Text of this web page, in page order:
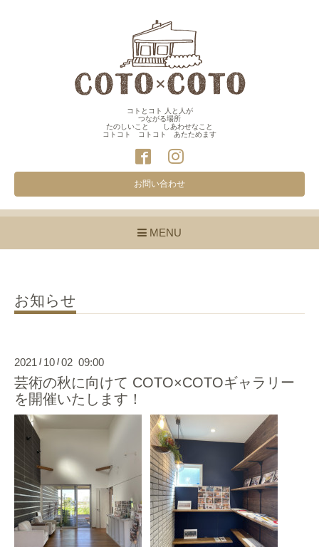
コトとコト 人と人が
つながる場所
たのしいこと しあわせなこと
コトコト コトコト あたためます
お問い合わせ
MENU
お知らせ
2021 / 10 / 02 09:00
芸術の秋に向けて COTO×COTOギャラリー
を開催いたします！